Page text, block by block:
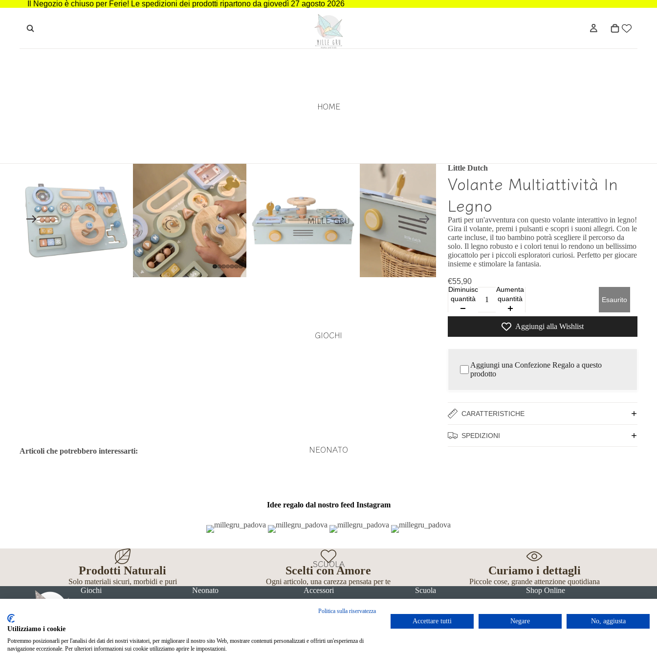
Il Negozio è chiuso per Ferie! Le spedizioni dei prodotti ripartono da giovedì 27 agosto 2026
HOME
MILLE GRU
GIOCHI
NEONATO
SCUOLA
Little Dutch
Volante Multiattività In
Legno
Parti per un'avventura con questo volante interattivo in legno!
Gira il volante, premi i pulsanti e scopri i suoni allegri. Con le
carte incluse, il tuo bambino potrà scegliere il percorso da
solo. Il legno robusto e i colori tenui lo rendono un bellissimo
giocattolo per i piccoli esploratori curiosi. Perfetto per giocare
insieme e stimolare la fantasia.
€55,90
Diminuisci
quantità
Aumenta
quantità
Esaurito
Aggiungi alla Wishlist
Aggiungi una Confezione Regalo a questo
prodotto
CARATTERISTICHE
SPEDIZIONI
Articoli che potrebbero interessarti:
Idee regalo dal nostro feed Instagram
Prodotti Naturali
Solo materiali sicuri, morbidi e puri
Scelti con Amore
Ogni articolo, una carezza pensata per te
Curiamo i dettagli
Piccole cose, grande attenzione quotidiana
Giochi
Neonato Accessori Scuola Shop Online
Politica sulla riservatezza
Utilizziamo i cookie
Potremmo posizionarli per l'analisi dei dati dei nostri visitatori, per migliorare il nostro sito Web, mostrare contenuti personalizzati e offrirti un'esperienza di
navigazione eccezionale. Per ulteriori informazioni sui cookie utilizziamo aprire le impostazioni.
Accettare tutti Negare No, aggiusta